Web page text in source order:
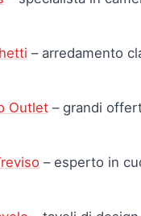
– arredamento
Outlet – grandi
– esperto in